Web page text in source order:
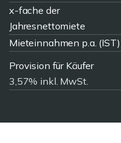
x-fache der
Jahresnettomiete
Mieteinnahmen p.a. (IST)
Provision für Käufer
3,57% inkl. MwSt.